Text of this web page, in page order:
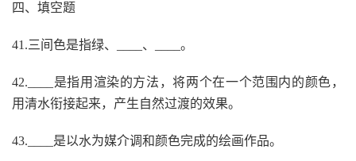
四、填空题
41.三间色是指绿、____、____。
42.____是指用渲染的方法，将两个在一个范围内的颜色，
用清水衔接起来，产生自然过渡的效果。
43.____是以水为媒介调和颜色完成的绘画作品。